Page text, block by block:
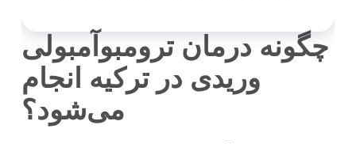
چگونه درمان ترومبوآمبولی
وریدی در ترکیه انجام
می‌شود؟